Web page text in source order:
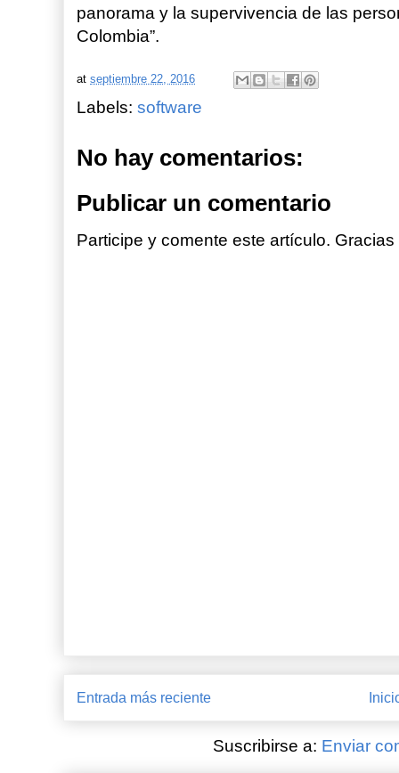
panorama y la supervivencia de las
Colombia”.
atseptiembre 22, 2016
Labels:software
No hay comentarios:
Publicar un comentario
Participe y comente este artículo. Gracias
Entrada más reciente
Suscribirse a: Enviar